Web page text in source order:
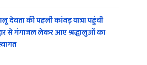
देवता की पहली कांवड़ यात्रा पहुंची
से गंगाजल लेकर आए श्रद्धालुओं का